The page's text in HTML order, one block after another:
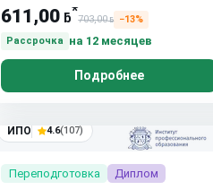
611,00 ƃ*
703,00ƃ
−13%
Рассрочка
на 12 месяцев
Подробнее
ИПО 4.6(107)
Переподготовка Диплом